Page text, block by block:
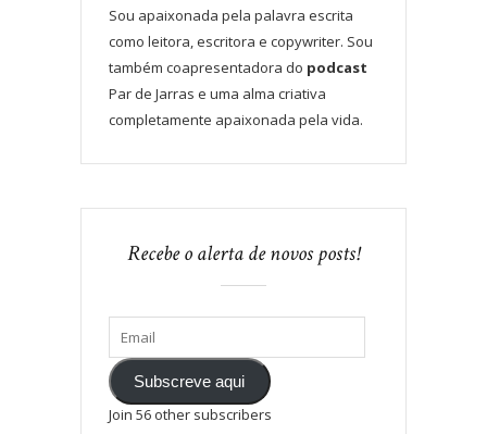
Sou apaixonada pela palavra escrita
como leitora, escritora e copywriter. Sou
também coapresentadora do podcast
Par de Jarras e uma alma criativa
completamente apaixonada pela vida.
Recebe o alerta de novos posts!
Subscreve aqui
Join 56 other subscribers